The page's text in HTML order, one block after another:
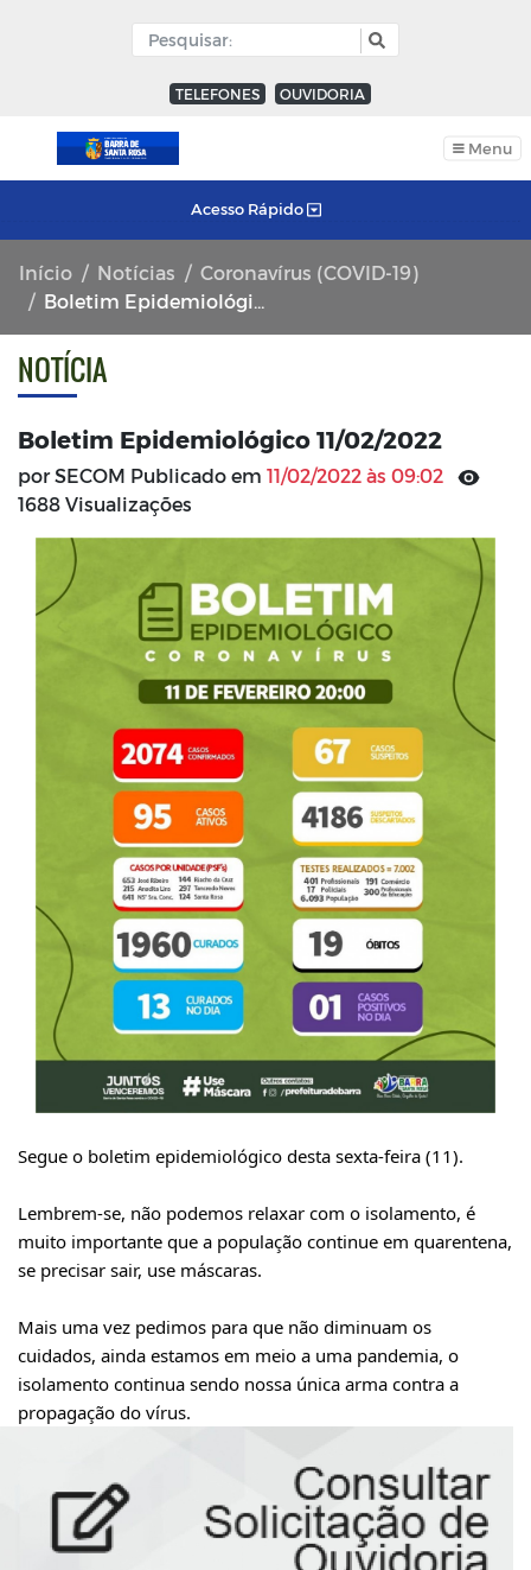
TELEFONES OUVIDORIA
Menu
Acesso Rápido
Início Notícias
Coronavírus (COVID-19)
Boletim Epidemiológico 11/02/2022
NOTÍCIA
Boletim Epidemiológico 11/02/2022
por SECOM Publicado em 11/02/2022 às 09:02
1688 Visualizações
Segue o boletim epidemiológico desta sexta-feira (11).
Lembrem-se, não podemos relaxar com o isolamento, é
muito importante que a população continue em quarentena,
se precisar sair, use máscaras.
Mais uma vez pedimos para que não diminuam os
cuidados, ainda estamos em meio a uma pandemia, o
isolamento continua sendo nossa única arma contra a
propagação do vírus.